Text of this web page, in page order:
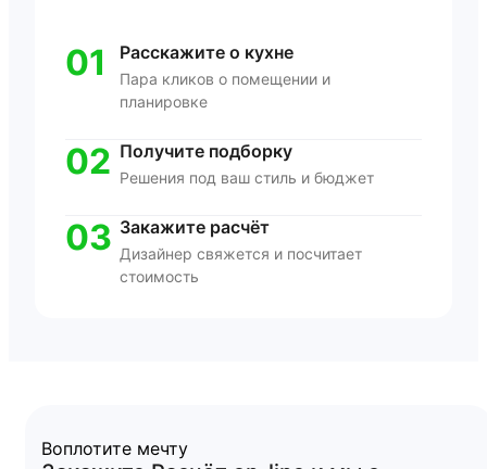
01 Расскажите о кухне
Пара кликов о помещении и
планировке
02 Получите подборку
Решения под ваш стиль и бюджет
03 Закажите расчёт
Дизайнер свяжется и посчитает
стоимость
Воплотите мечту